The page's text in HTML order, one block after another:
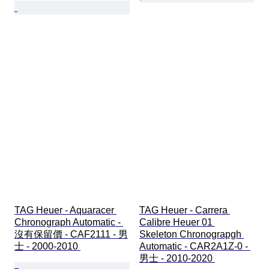
TAG Heuer - Aquaracer
Chronograph Automatic -
沒有保留價 - CAF2111 - 男
士 - 2000-2010
TAG Heuer - Carrera
Calibre Heuer 01
Skeleton Chronograpgh
Automatic - CAR2A1Z-0 -
男士 - 2010-2020